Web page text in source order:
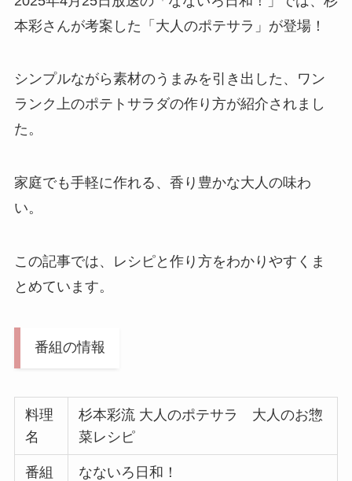
本彩さんが考案した「大人のポテサラ」が登場！
シンプルながら素材のうまみを引き出した、ワン
ランク上のポテトサラダの作り方が紹介されまし
た。
家庭でも手軽に作れる、香り豊かな大人の味わ
い。
この記事では、レシピと作り方をわかりやすくま
とめています。
番組の情報
料理
名
杉本彩流 大人のポテサラ 大人のお惣
菜レシピ
番組
なないろ日和！